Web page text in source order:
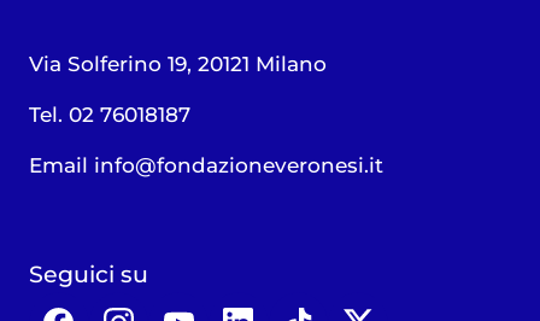
Via Solferino 19, 20121 Milano
Tel. 02 76018187
Email info@fondazioneveronesi.it
Seguici su